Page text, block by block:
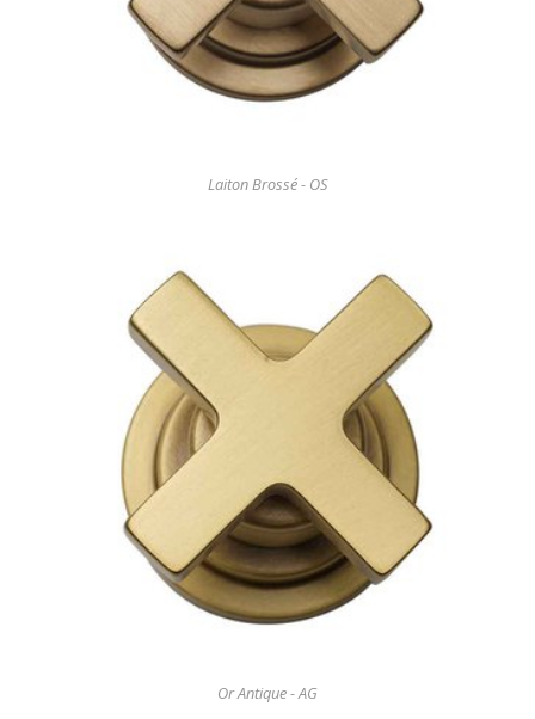
Laiton Brossé - OS
Or Antique - AG